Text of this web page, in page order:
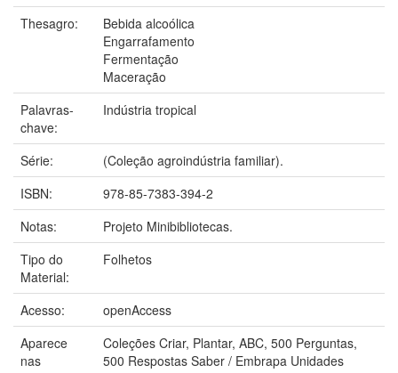
Thesagro:
Bebida alcoólica
Engarrafamento
Fermentação
Maceração
Palavras-
chave:
Indústria tropical
Série:
(Coleção agroindústria familiar).
ISBN:
978-85-7383-394-2
Notas:
Projeto Minibibliotecas.
Tipo do
Material:
Folhetos
Acesso:
openAccess
Aparece
nas
Coleções Criar, Plantar, ABC, 500 Perguntas,
500 Respostas Saber / Embrapa Unidades